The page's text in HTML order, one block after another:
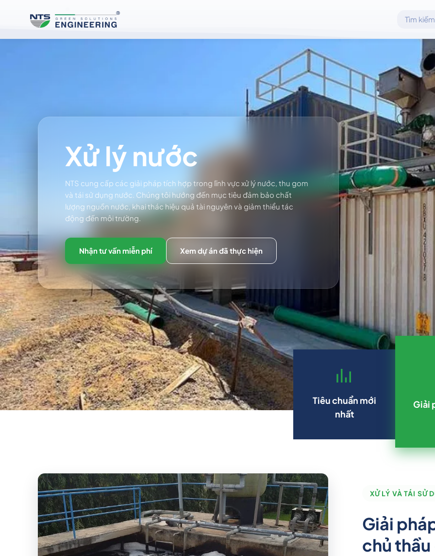
dung
Xử lý nước
NTS cung cấp các giải pháp tích hợp trong lĩnh vực xử lý nước, thu gom
và tái sử dụng nước. Chúng tôi hướng đến mục tiêu đảm bảo chất
lượng nguồn nước, khai thác hiệu quả tài nguyên và giảm thiểu tác
động đến môi trường.
Nhận tư vấn miễn phí Xem dự án đã thực hiện
Tiêu chuẩn mới
nhất
Giải
XỬ LÝ VÀ TÁI SỬ
Giải
chủ